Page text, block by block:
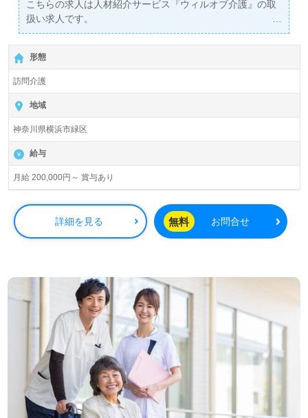
こちらの求人は人材紹介サービス『ウィルオブ介護』の取
扱い求人です。
詳細に関してお気軽にご相談ください♪
【無料】で皆さんの転職活動をサポートいたします。
形態
訪問介護
地域
神奈川県横浜市緑区
給与
月給 200,000円～ 賞与あり
詳細を見る 無料 お問合せ